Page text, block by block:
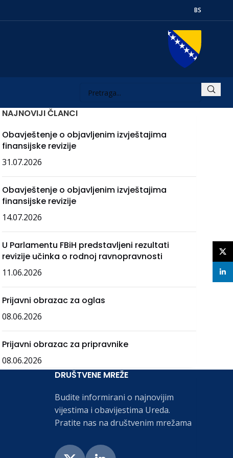
BS
NAJNOVIJI ČLANCI
Obavještenje o objavljenim izvještajima
finansijske revizije
31.07.2026
Obavještenje o objavljenim izvještajima
finansijske revizije
14.07.2026
U Parlamentu FBiH predstavljeni rezultati
revizije učinka o rodnoj ravnopravnosti
11.06.2026
Prijavni obrazac za oglas
08.06.2026
Prijavni obrazac za pripravnike
08.06.2026
DRUŠTVENE MREŽE
Budite informirani o najnovijim
vijestima i obavijestima Ureda.
Pratite nas na društvenim mrežama